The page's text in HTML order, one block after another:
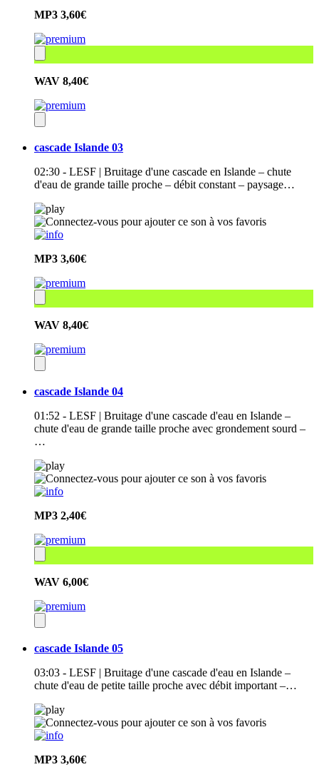
MP3 3,60€
WAV 8,40€
cascade Islande 03
02:30 - LESF | Bruitage d'une cascade en Islande – chute
d'eau de grande taille proche – débit constant – paysage…
MP3 3,60€
WAV 8,40€
cascade Islande 04
01:52 - LESF | Bruitage d'une cascade d'eau en Islande –
chute d'eau de grande taille proche avec grondement sourd –
…
MP3 2,40€
WAV 6,00€
cascade Islande 05
03:03 - LESF | Bruitage d'une cascade d'eau en Islande –
chute d'eau de petite taille proche avec débit important –…
MP3 3,60€